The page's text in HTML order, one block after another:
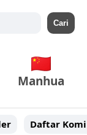
Manhua
Daftar